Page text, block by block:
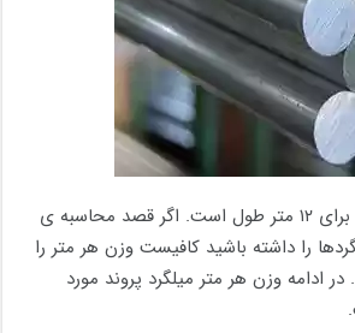
وزن یک شاخه میلگرد برای ۱۲ متر طول است. اگر قصد محاسبه ی
را داشته باشید کافیست وزن هر متر را
در ادامه وزن هر متر میلگرد پروند مورد